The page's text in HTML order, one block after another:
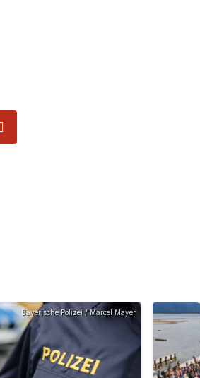
Bayerische Polizei / Marcel Mayer